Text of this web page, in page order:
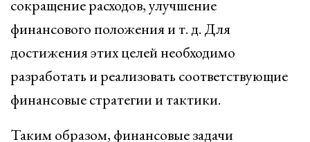
сокращение расходов, улучшение
финансового положения и т. д. Для
достижения этих целей необходимо
разработать и реализовать соответствующие
финансовые стратегии и тактики.
Таким образом, финансовые задачи